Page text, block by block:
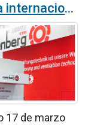
La feria internacional ISH de ventilación en Frankfurt se convierte en escaparate para las cortinas de aire de Airtècnics
17 de marzo